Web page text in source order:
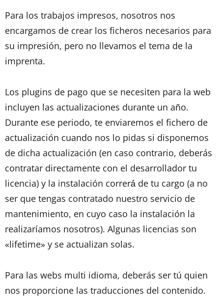
Para los trabajos impresos, nosotros nos
encargamos de crear los ficheros necesarios para
su impresión, pero no llevamos el tema de la
imprenta.
Los plugins de pago que se necesiten para la web
incluyen las actualizaciones durante un año.
Durante ese periodo, te enviaremos el fichero de
actualización cuando nos lo pidas si disponemos
de dicha actualización (en caso contrario, deberás
contratar directamente con el desarrollador tu
licencia) y la instalación correrá́ de tu cargo (a no
ser que tengas contratado nuestro servicio de
mantenimiento, en cuyo caso la instalación la
realizaríamos nosotros). Algunas licencias son
«lifetime» y se actualizan solas.
Para las webs multi idioma, deberás ser tú quien
nos proporcione las traducciones del contenido.